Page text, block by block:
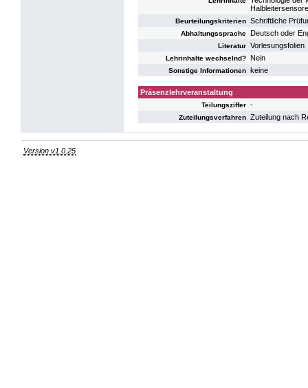
Beurteilungskriterien Schriftliche
Abhaltungssprache Deutsch oder
Literatur Vorlesungsfolien
Lehrinhalte wechselnd? Nein
Sonstige Informationen keine
Präsenzlehrveranstaltung
Teilungsziffer -
Zuteilungsverfahren Zuteilung nach
Version v1.0.25